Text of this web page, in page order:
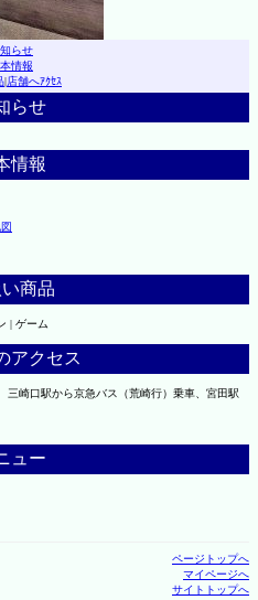
らせ
情報
|店舗へｱｸｾｽ
らせ
情報
商品
| ゲーム
アクセス
崎口駅から京急バス（荒崎行）乗車、宮田駅
ュー
ページトップへ
マイページへ
サイトトップへ